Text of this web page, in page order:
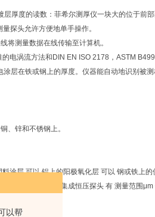
以帮
厚度的读数：菲希尔测厚仪一块大的位于前部
探头允许方便地单手操作。
将测量数据在线传输至计算机。
电涡流方法和DIN EN ISO 2178，ASTM B499
层在铁或钢上的厚度。仪器能自动地识别被测
、锌和不锈钢上。
涂层 可以 铝上的阳极氧化层 可以 钢或铁上
智慧型探头 不行 集成恒压探头 有 测量范围